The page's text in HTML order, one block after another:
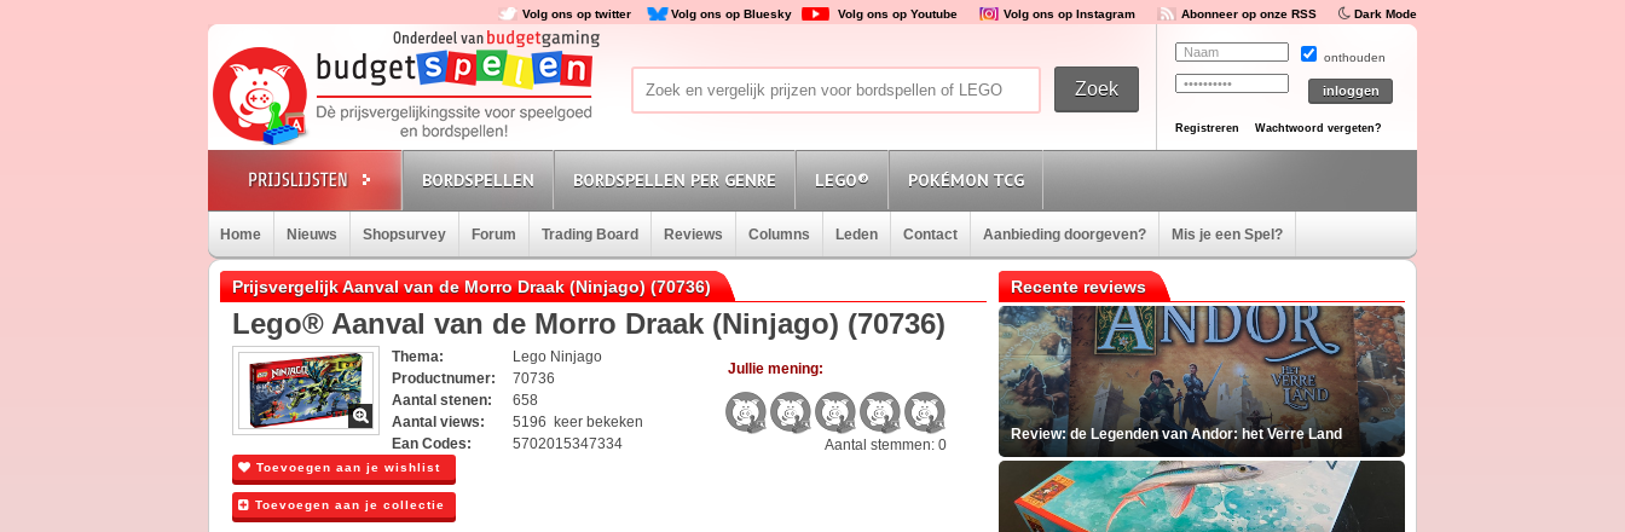
Volg ons op twitter Volg ons op Bluesky Volg ons op Youtube Volg ons op Instagram Abonneer op onze RSS Dark Mode
onthouden
Registreren Wachtwoord vergeten?
BORDSPELLEN BORDSPELLEN PER GENRE LEGO® POKÉMON TCG
Home Nieuws Shopsurvey Forum Trading Board Reviews Columns Leden Contact Aanbieding doorgeven? Mis je een Spel?
Prijsvergelijk Aanval van de Morro Draak (Ninjago) (70736)
Lego® Aanval van de Morro Draak (Ninjago) (70736)
Thema:
Lego Ninjago
Productnumer:
70736
Aantal stenen:
658
Aantal views:
5196 keer bekeken
Ean Codes:
5702015347334
Toevoegen aan je wishlist
Toevoegen aan je collectie
Jullie mening:
Aantal stemmen: 0
Recente reviews
Review: de Legenden van Andor: het Verre Land